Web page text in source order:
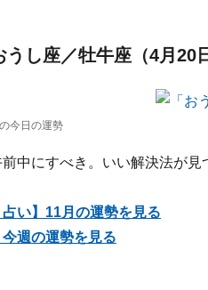
うし座／牡牛座（4月20
今日の運勢
中にすべき。いい解決法が見
占い】11月の運勢を見る
今週の運勢を見る